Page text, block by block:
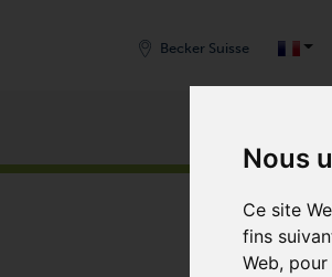
Nous
Ce site
fins
Web,
Becker Suisse
PRODUITS /